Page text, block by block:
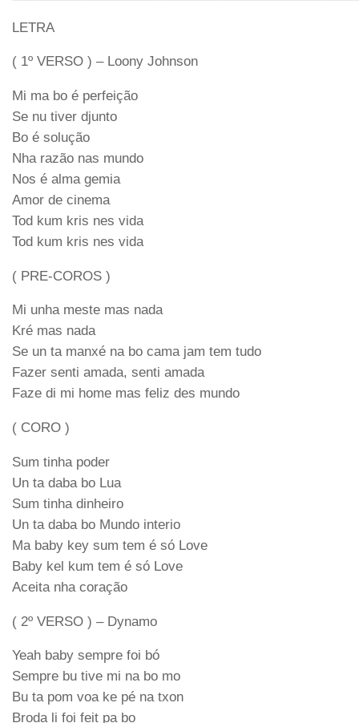
LETRA
( 1º VERSO ) – Loony Johnson
Mi ma bo é perfeição
Se nu tiver djunto
Bo é solução
Nha razão nas mundo
Nos é alma gemia
Amor de cinema
Tod kum kris nes vida
Tod kum kris nes vida
( PRE-COROS )
Mi unha meste mas nada
Kré mas nada
Se un ta manxé na bo cama jam tem tudo
Fazer senti amada, senti amada
Faze di mi home mas feliz des mundo
( CORO )
Sum tinha poder
Un ta daba bo Lua
Sum tinha dinheiro
Un ta daba bo Mundo interio
Ma baby key sum tem é só Love
Baby kel kum tem é só Love
Aceita nha coração
( 2º VERSO ) – Dynamo
Yeah baby sempre foi bó
Sempre bu tive mi na bo mo
Bu ta pom voa ke pé na txon
Broda li foi feit pa bo